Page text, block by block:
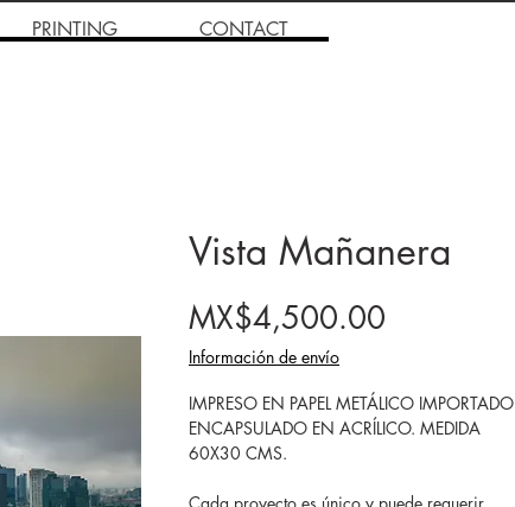
PRINTING CONTACT
Vista Mañanera
MX$4,500.00
Información de envío
IMPRESO EN PAPEL METÁLICO IMPORTADO
ENCAPSULADO EN ACRÍLICO. MEDIDA
60X30 CMS.